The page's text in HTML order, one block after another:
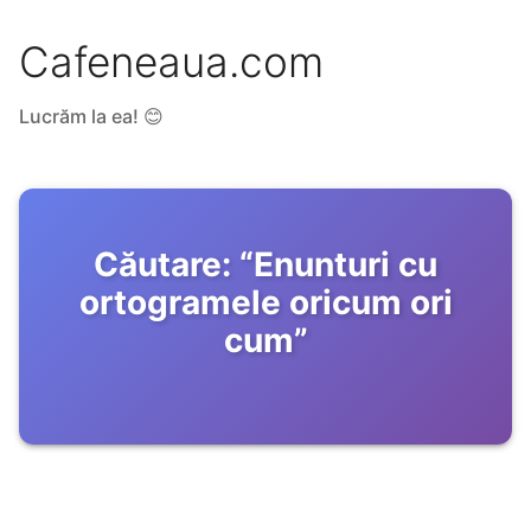
Cafeneaua.com
Lucrăm la ea! 😊
Căutare: “Enunturi cu
ortogramele oricum ori
cum”